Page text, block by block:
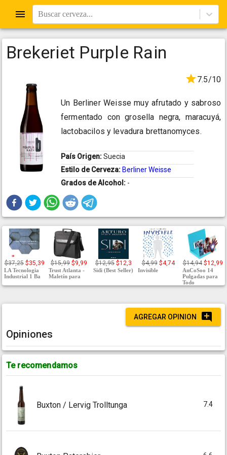
Buscar cerveza...
Brekeriet Purple Rain
7.5/10
Un Berliner Weisse muy afrutado y sabroso
fermentado con grosella negra, maracuyá,
lactobacilos y levadura brettanomyces.
País Origen:Suecia
Estilo de Cerveza: Berliner Weisse
Grados de Alcohol: -
$37,25 $35,39
LA Tecnologia
Industrial 1 Ba
$15,99 $9,99
Trust Atlanta -
Maletín para
$12,95 $12,3
Sidi (Best Seller)
$4,99 $4,74
Invisible
$14,94 $12,99
AnCoSoo 14
Pulgadas para
Todo
AGREGAR OPINION
Opiniones
Te recomendamos
Buxton / Lervig Trolltunga 7.4